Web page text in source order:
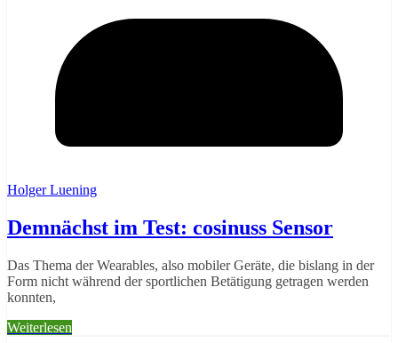
Holger Luening
Demnächst im Test: cosinuss Sensor
Das Thema der Wearables, also mobiler Geräte, die bislang in der
Form nicht während der sportlichen Betätigung getragen werden
konnten,
Weiterlesen